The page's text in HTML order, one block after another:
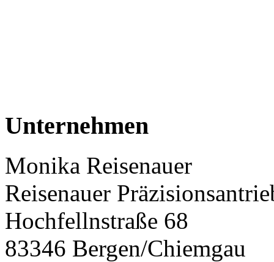
Unternehmen
Monika Reisenauer
Reisenauer
Hochfellnstraße 68
83346 Bergen/Chiemgau